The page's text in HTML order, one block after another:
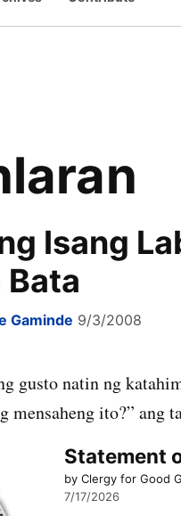
Isang
Bata
Gaminde 9/3/2008
gusto natin ng
mensaheng ito?” ang
Statement
by Clergy for Good
7/17/2026